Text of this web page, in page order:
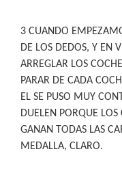
3 CUANDO
DE LOS DEDOS, Y EN
ARREGLAR LOS
PARAR DE CADA
EL SE PUSO MUY
DUELEN PORQUE LOS
GANAN TODAS LAS
MEDALLA, CLARO.